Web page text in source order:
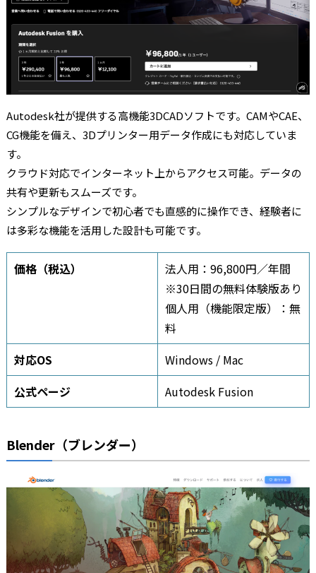
Autodesk社が提供する高機能3DCADソフトです。CAMやCAE、
CG機能を備え、3Dプリンター用データ作成にも対応していま
す。
クラウド対応でインターネット上からアクセス可能。データの
共有や更新もスムーズです。
シンプルなデザインで初心者でも直感的に操作でき、経験者に
は多彩な機能を活用した設計も可能です。
価格（税込）
法人用：96,800円／年間
※30日間の無料体験版あり
個人用（機能限定版）：無
料
対応OS
Windows / Mac
公式ページ
Autodesk Fusion
Blender（ブレンダー）